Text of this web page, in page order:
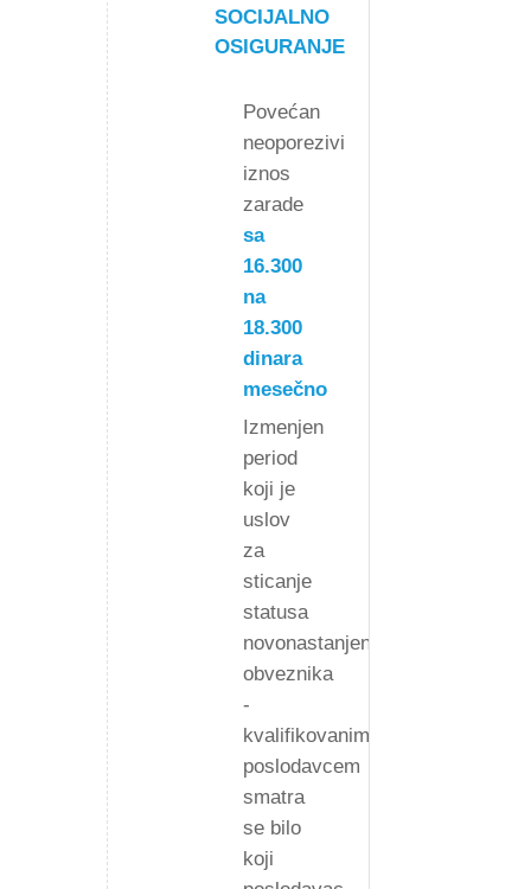
SOCIJALNO
OSIGURANJE
Povećan
neoporezivi
iznos
zarade
sa
16.300
na
18.300
dinara
mesečno
Izmenjen
period
koji je
uslov
za
sticanje
statusa
novonastanjenog
obveznika
-
kvalifikovanim
poslodavcem
smatra
se bilo
koji